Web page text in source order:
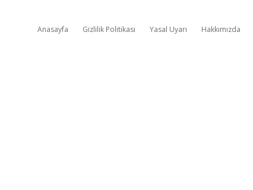
Anasayfa Gizlilik Politikası Yasal Uyarı Hakkımızda